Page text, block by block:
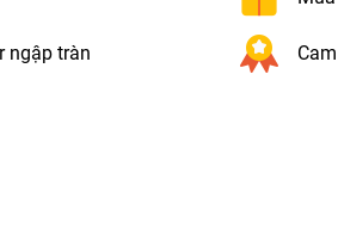
ngập tràn